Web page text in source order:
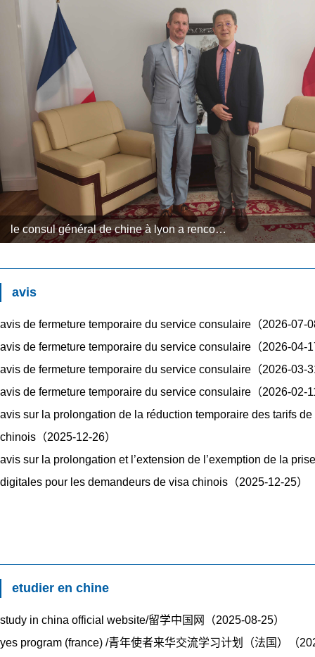
le consul général de chine à lyon a rencontré m. thomas brugger, directeur de l’office national des combattants et des victimes de guerre – service départemental du rhône
avis
avis de fermeture temporaire du service consulaire（2026-07-
avis de fermeture temporaire du service consulaire（2026-04-
avis de fermeture temporaire du service consulaire（2026-03-
avis de fermeture temporaire du service consulaire（2026-02-
avis sur la prolongation de la réduction temporaire des tarifs de
chinois（2025-12-26）
avis sur la prolongation et l’extension de l’exemption de la
digitales pour les demandeurs de visa chinois（2025-12-25）
etudier en chine
study in china official website/留学中国网（2025-08-25）
yes program (france) /青年使者来华交流学习计划（法国）（